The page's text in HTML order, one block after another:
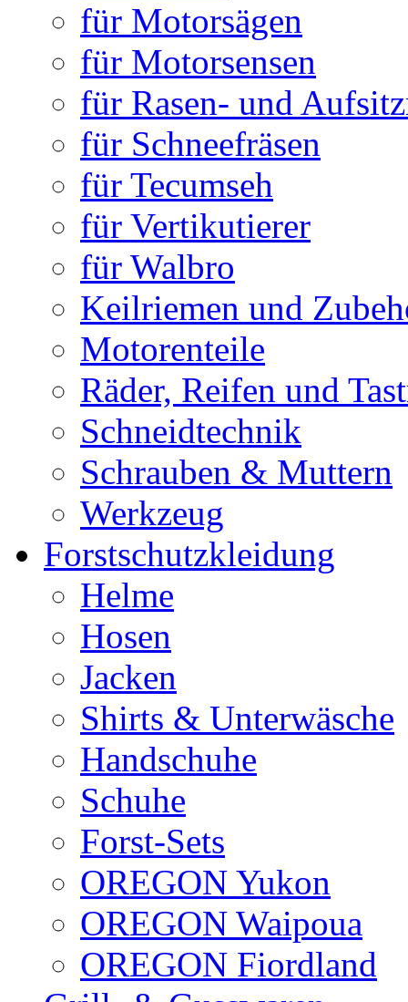
für Motorsägen
für Motorsensen
für Rasen- und
für Schneefräsen
für Tecumseh
für Vertikutierer
für Walbro
Keilriemen und
Motorenteile
Räder, Reifen und
Schneidtechnik
Schrauben & Muttern
Werkzeug
Forstschutzkleidung
Helme
Hosen
Jacken
Shirts & Unterwäsche
Handschuhe
Schuhe
Forst-Sets
OREGON Yukon
OREGON Waipoua
OREGON Fiordland